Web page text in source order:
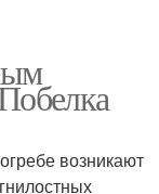
возникают